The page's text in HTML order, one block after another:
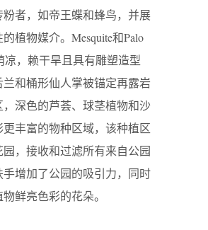
者，如帝王蝶和蜂鸟，并展
植物媒介。Mesquite和Palo
凉，赖干旱且具有雕塑造型
和桶形仙人掌被锚定再露岩
，深色的芦荟、球茎植物和沙
丰富的物种区域，该种植区
，接收和过滤所有来自公园
增加了公园的吸引力，同时
鲜亮色彩的花朵。